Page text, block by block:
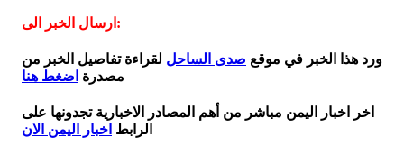
ارسال الخبر الى:
ورد هذا الخبر في موقع صدى الساحل لقراءة تفاصيل الخبر من
مصدرة اضغط هنا
اخر اخبار اليمن مباشر من أهم المصادر الاخبارية تجدونها على
الرابط اخبار اليمن الان